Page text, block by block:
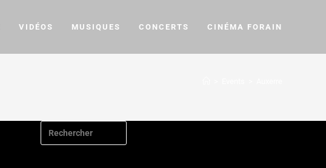
VIDÉOS MUSIQUES CONCERTS CINÉMA FORAIN